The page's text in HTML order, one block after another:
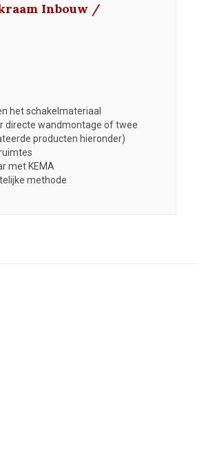
Inbouw /
het schakelmateriaal
directe wandmontage of twee
producten hieronder)
met KEMA
methode